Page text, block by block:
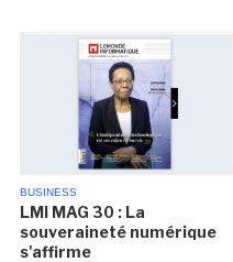
BUSINESS
LMI MAG 30 : La
souveraineté numérique
s'affirme